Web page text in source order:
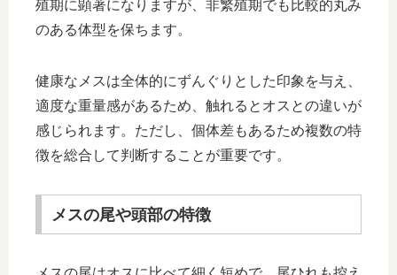
殖期に顕著になりますが、非繁殖期でも比較的丸み
のある体型を保ちます。
健康なメスは全体的にずんぐりとした印象を与え、
適度な重量感があるため、触れるとオスとの違いが
感じられます。ただし、個体差もあるため複数の特
徴を総合して判断することが重要です。
メスの尾や頭部の特徴